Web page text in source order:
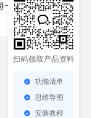
一笔订
扫码领取产品资料
功能清单
思维导图
安装教程